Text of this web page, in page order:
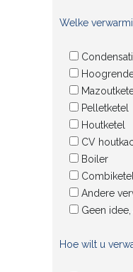
Welke
Pelletketel
Houtketel
CV
Boiler
Combiketel
Andere
Geen
Hoe wilt u